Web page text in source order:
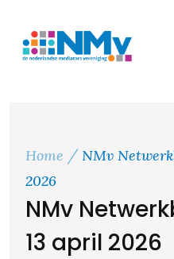
Home
NMv
2026
NMv
13 april 2026